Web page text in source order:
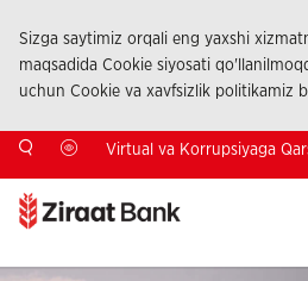
Sizga saytimiz orqali eng yaxshi
maqsadida Cookie siyosati
uchun Cookie va xavfsizlik politikamiz
Virtual va Korrupsiyaga